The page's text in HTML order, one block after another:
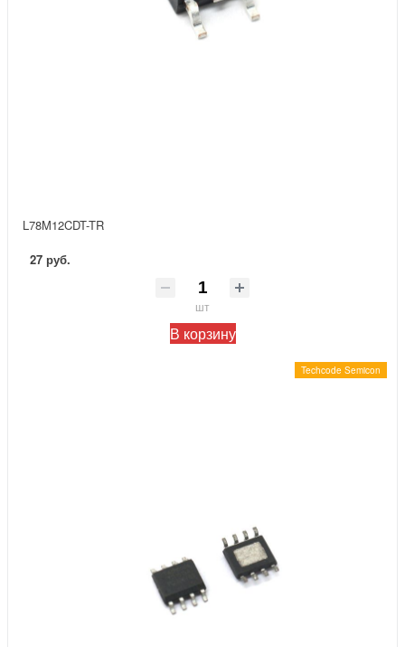
L78M12CDT-TR
27 руб.
шт
В корзину
Techcode Semicon